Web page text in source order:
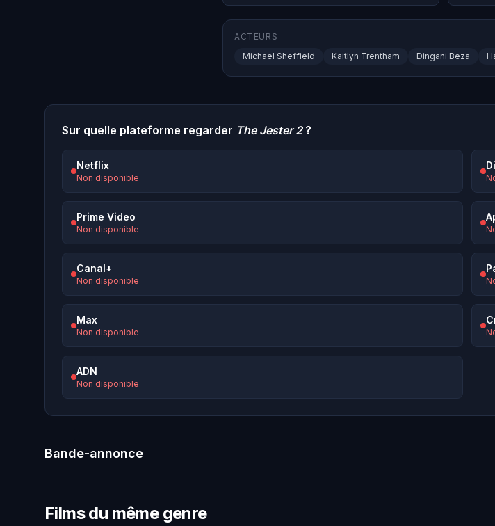
ACTEURS
Michael Sheffield
Kaitlyn Trentham Dingani Beza
Sur quelle plateforme regarder The Jester 2?
Netflix
Non disponible
Prime Video
Non disponible
Canal+
Non disponible
Max
Non disponible
ADN
Non disponible
Bande-annonce
Films du même genre